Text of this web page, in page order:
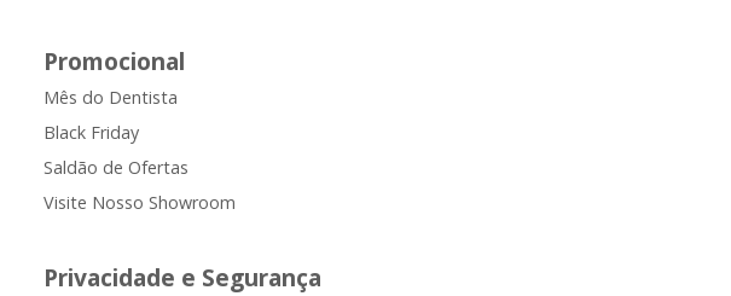
Promocional
Mês do Dentista
Black Friday
Saldão de Ofertas
Visite Nosso Showroom
Privacidade e Segurança